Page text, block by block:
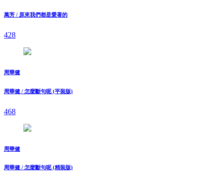
萬芳 / 原來我們都是愛著的
428
周華健
周華健 / 怎麼斷句呢 (平裝版)
468
周華健
周華健 / 怎麼斷句呢 (精裝版)